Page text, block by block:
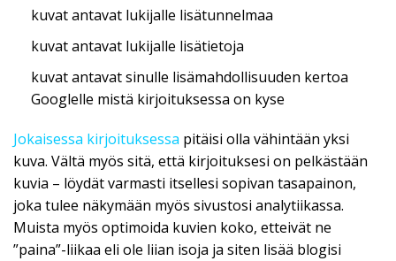
kuvat antavat lukijalle lisätunnelmaa
kuvat antavat lukijalle lisätietoja
kuvat antavat sinulle lisämahdollisuuden kertoa
Googlelle mistä kirjoituksessa on kyse
Jokaisessa kirjoituksessa pitäisi olla vähintään yksi
kuva. Vältä myös sitä, että kirjoituksesi on pelkästään
kuvia – löydät varmasti itsellesi sopivan tasapainon,
joka tulee näkymään myös sivustosi analytiikassa.
Muista myös optimoida kuvien koko, etteivät ne
”paina”-liikaa eli ole liian isoja ja siten lisää blogisi